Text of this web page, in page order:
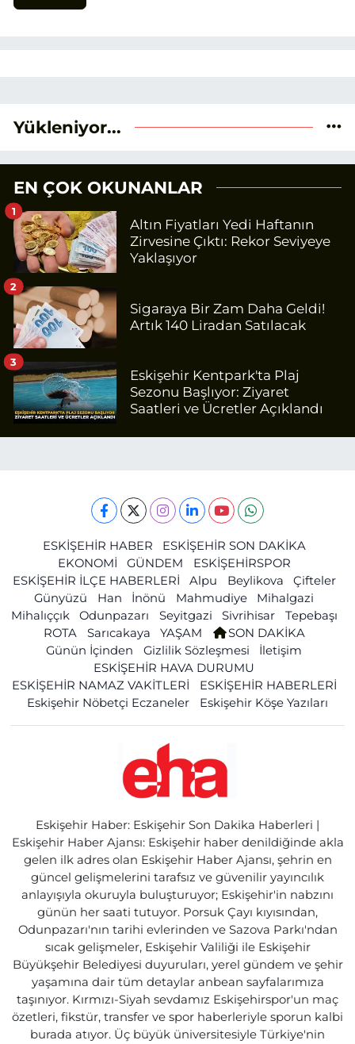
Yükleniyor...
EN ÇOK OKUNANLAR
Altın Fiyatları Yedi Haftanın
Zirvesine Çıktı: Rekor Seviyeye
Yaklaşıyor
1
Sigaraya Bir Zam Daha Geldi!
Artık 140 Liradan Satılacak
2
Eskişehir Kentpark'ta Plaj
Sezonu Başlıyor: Ziyaret
Saatleri ve Ücretler Açıklandı
3
ESKİŞEHİR HABER
ESKİŞEHİR SON DAKİKA
EKONOMİ
GÜNDEM
ESKİŞEHİRSPOR
ESKİŞEHİR İLÇE HABERLERİ
Alpu Beylikova
Çifteler
Günyüzü
Han İnönü Mahmudiye
Mihalgazi
Mihalıççık
Odunpazarı Seyitgazi Sivrihisar
Tepebaşı
ROTA
Sarıcakaya YAŞAM
SON DAKİKA
Günün İçinden
Gizlilik Sözleşmesi
İletişim
ESKİŞEHİR HAVA DURUMU
ESKİŞEHİR NAMAZ VAKİTLERİ
ESKİŞEHİR HABERLERİ
Eskişehir Nöbetçi Eczaneler
Eskişehir Köşe Yazıları
Eskişehir Haber: Eskişehir Son Dakika Haberleri |
Eskişehir Haber Ajansı: Eskişehir haber denildiğinde akla
gelen ilk adres olan Eskişehir Haber Ajansı, şehrin en
güncel gelişmelerini tarafsız ve güvenilir yayıncılık
anlayışıyla okuruyla buluşturuyor; Eskişehir'in nabzını
günün her saati tutuyor. Porsuk Çayı kıyısından,
Odunpazarı'nın tarihi evlerinden ve Sazova Parkı'ndan
sıcak gelişmeler, Eskişehir Valiliği ile Eskişehir
Büyükşehir Belediyesi duyuruları, yerel gündem ve şehir
yaşamına dair tüm detaylar anbean sayfalarımıza
taşınıyor. Kırmızı-Siyah sevdamız Eskişehirspor'un maç
özetleri, fikstür, transfer ve spor haberleriyle sporun kalbi
burada atıyor. Üç büyük üniversitesiyle Türkiye'nin